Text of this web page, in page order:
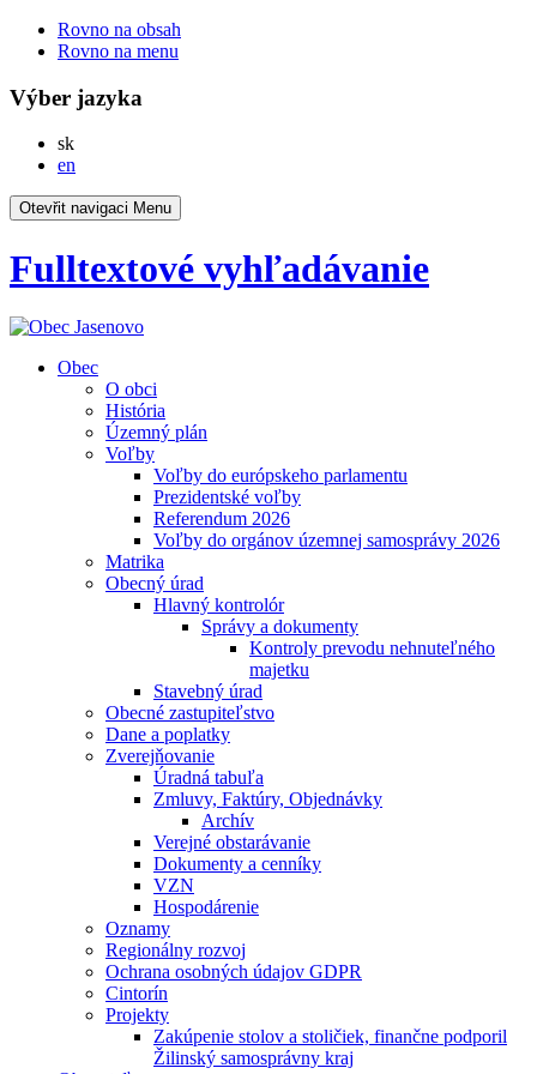
Rovno na obsah
Rovno na menu
Výber jazyka
skSlovensky
en
Otevřit navigaci Menu
Fulltextové vyhľadávanie
Obec
O obci
História
Územný plán
Voľby
Voľby do európskeho parlamentu
Prezidentské voľby
Referendum 2026
Voľby do orgánov územnej samosprávy 2026
Matrika
Obecný úrad
Hlavný kontrolór
Správy a dokumenty
Kontroly prevodu nehnuteľného
majetku
Stavebný úrad
Obecné zastupiteľstvo
Dane a poplatky
Zverejňovanie
Úradná tabuľa
Zmluvy, Faktúry, Objednávky
Archív
Verejné obstarávanie
Dokumenty a cenníky
VZN
Hospodárenie
Oznamy
Regionálny rozvoj
Ochrana osobných údajov GDPR
Cintorín
Projekty
Zakúpenie stolov a stoličiek, finančne podporil
Žilinský samosprávny kraj